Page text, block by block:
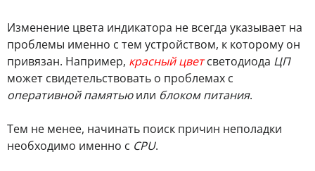
Изменение цвета индикатора не всегда указывает на
проблемы именно с тем устройством, к которому он
привязан. Например, красный цветсветодиода ЦП
может свидетельствовать о проблемах с
оперативной памятьюили блоком питания.
Тем не менее, начинать поиск причин неполадки
необходимо именно с CPU.